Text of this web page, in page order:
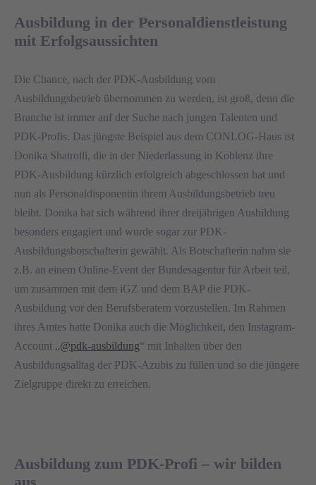
Ausbildung in der Personaldienstleistung
mit Erfolgsaussichten
Die Chance, nach der PDK-Ausbildung vom
Ausbildungsbetrieb übernommen zu werden, ist groß, denn die
Branche ist immer auf der Suche nach jungen Talenten und
PDK-Profis. Das jüngste Beispiel aus dem CONLOG-Haus ist
Donika Shatrolli, die in der Niederlassung in Koblenz ihre
PDK-Ausbildung kürzlich erfolgreich abgeschlossen hat und
nun als Personaldisponentin ihrem Ausbildungsbetrieb treu
bleibt. Donika hat sich während ihrer dreijährigen Ausbildung
besonders engagiert und wurde sogar zur PDK-
Ausbildungsbotschafterin gewählt. Als Botschafterin nahm sie
z.B. an einem Online-Event der Bundesagentur für Arbeit teil,
um zusammen mit dem iGZ und dem BAP die PDK-
Ausbildung vor den Berufsberatern vorzustellen. Im Rahmen
ihres Amtes hatte Donika auch die Möglichkeit, den Instagram-
Account „@pdk-ausbildung“ mit Inhalten über den
Ausbildungsalltag der PDK-Azubis zu füllen und so die jüngere
Zielgruppe direkt zu erreichen.
Ausbildung zum PDK-Profi – wir bilden